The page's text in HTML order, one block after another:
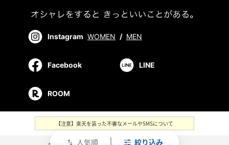
swap_vert 人気順 絞り込み
Instagram WOMEN / MEN
Facebook LINE
ROOM
【注意】楽天を装った不審なメールやSMSについて